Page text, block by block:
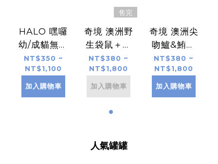
HALO 嘿囉
幼/成貓無穀
雞肉
NT$350 ~
NT$1,100
加入購物車
售完
奇境 澳洲野
生袋鼠＋紐
西蘭羊肺凍
乾 無穀全貓
糧
NT$380 ~
NT$1,800
加入購物車
奇境 澳洲尖
吻鱸&鮪魚
＋紐西蘭羊
肺凍乾 無穀
全貓糧
NT$380 ~
NT$1,800
加入購物車
人氣罐罐